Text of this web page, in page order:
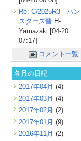
Re: C/2025R3 パン
スターズ彗 H-
Yamazaki [04-20
07:17]
コメント一覧
各月の日記
2017年04月 (4)
2017年03月 (4)
2017年02月 (2)
2017年01月 (9)
2016年11月 (2)